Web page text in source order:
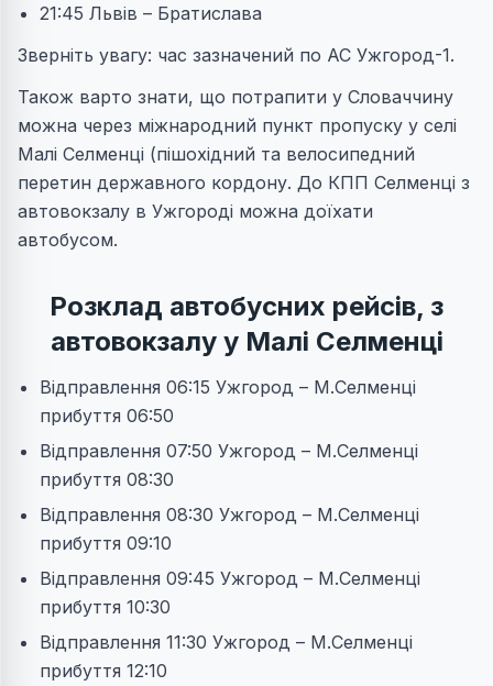
21:45 Львів – Братислава
Зверніть увагу: час зазначений по АС Ужгород-1.
Також варто знати, що потрапити у Словаччину
можна через міжнародний пункт пропуску у селі
Малі Селменці (пішохідний та велосипедний
перетин державного кордону. До КПП Селменці з
автовокзалу в Ужгороді можна доїхати
автобусом.
Розклад автобусних рейсів, з
автовокзалу у Малі Селменці
Відправлення 06:15 Ужгород – М.Селменці
прибуття 06:50
Відправлення 07:50 Ужгород – М.Селменці
прибуття 08:30
Відправлення 08:30 Ужгород – М.Селменці
прибуття 09:10
Відправлення 09:45 Ужгород – М.Селменці
прибуття 10:30
Відправлення 11:30 Ужгород – М.Селменці
прибуття 12:10